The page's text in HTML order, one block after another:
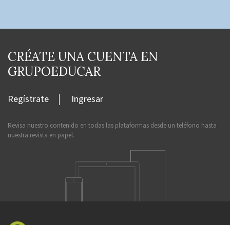
CRÉATE UNA CUENTA EN
GRUPOEDUCAR
Regístrate Ingresar
Revisa nuestro contenido en todas las plataformas desde un teléfono hasta
nuestra revista en papel.